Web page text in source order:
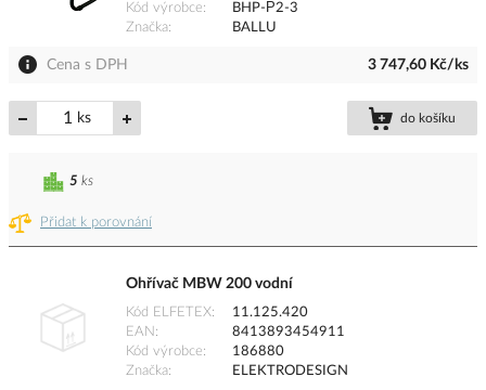
Kód výrobce
BHP-Р2-3
Značka
BALLU
Cena s DPH 3 747,60 Kč/ks
ks do košíku
Přidat k porovnání
5 ks
Ohřívač MBW 200 vodní
Kód ELFETEX
11.125.420
EAN
8413893454911
Kód výrobce
186880
Značka
ELEKTRODESIGN